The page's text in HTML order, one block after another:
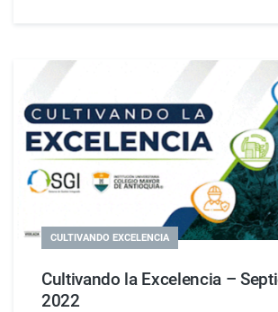
CULTIVANDO EXCELENCIA
Cultivando la Excelencia –
2022